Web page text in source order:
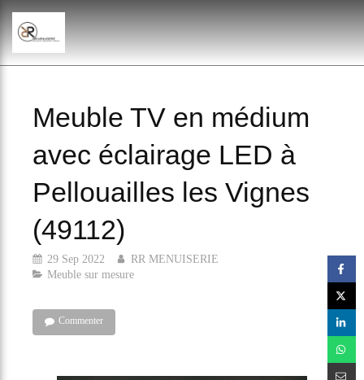
Meuble TV en médium
avec éclairage LED à
Pellouailles les Vignes
(49112)
29 Sep 2022
RR MENUISERIE
Meuble sur mesure
Commenter